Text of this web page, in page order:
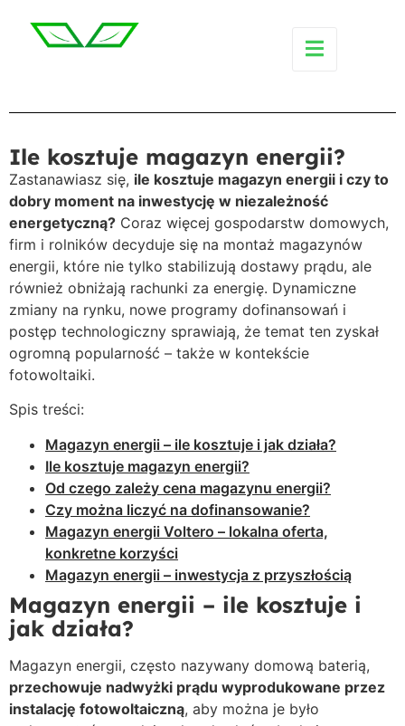
Ile kosztuje magazyn energii?
Zastanawiasz się, ile kosztuje magazyn energii i czy to
dobry moment na inwestycję w niezależność
energetyczną? Coraz więcej gospodarstw domowych,
firm i rolników decyduje się na montaż magazynów
energii, które nie tylko stabilizują dostawy prądu, ale
również obniżają rachunki za energię. Dynamiczne
zmiany na rynku, nowe programy dofinansowań i
postęp technologiczny sprawiają, że temat ten zyskał
ogromną popularność – także w kontekście
fotowoltaiki.
Spis treści:
Magazyn energii – ile kosztuje i jak działa?
Ile kosztuje magazyn energii?
Od czego zależy cena magazynu energii?
Czy można liczyć na dofinansowanie?
Magazyn energii Voltero – lokalna oferta,
konkretne korzyści
Magazyn energii – inwestycja z przyszłością
Magazyn energii – ile kosztuje i
jak działa?
Magazyn energii, często nazywany domową baterią,
przechowuje nadwyżki prądu wyprodukowane przez
instalację fotowoltaiczną, aby można je było